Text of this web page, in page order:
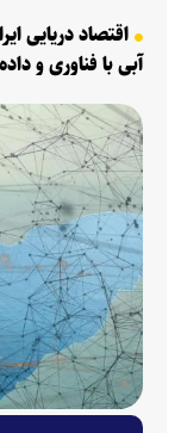
اقتصاد دریایی
آبی با فناوری و داده